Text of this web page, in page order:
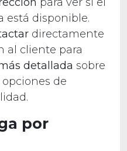
está disponible.
directamente
al cliente para
detallada sobre
opciones de
por